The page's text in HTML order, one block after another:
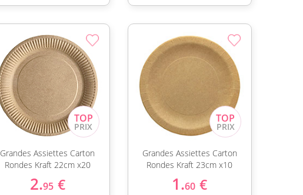
Grandes Assiettes Carton
Rondes Kraft 22cm x20
2.95 €
Grandes Assiettes Carton
Rondes Kraft 23cm x10
1.60 €